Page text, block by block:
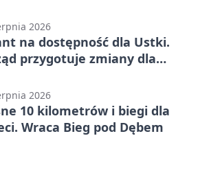
2026
na dostępność dla Ustki.
przygotuje zmiany dla
2026
10 kilometrów i biegi dla
Wraca Bieg pod Dębem